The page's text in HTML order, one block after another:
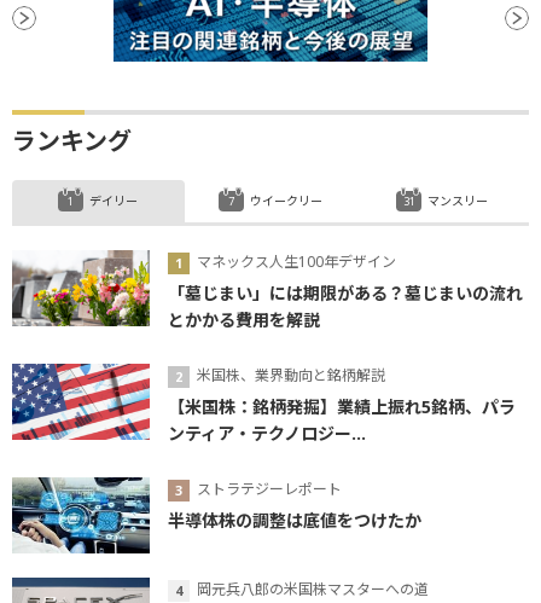
ランキング
デイリー
マネックス人生100年デザイン
「墓じまい」には期限がある？墓じまいの流れ
とかかる費用を解説
米国株、業界動向と銘柄解説
【米国株：銘柄発掘】業績上振れ5銘柄、パラ
ンティア・テクノロジー...
ストラテジーレポート
半導体株の調整は底値をつけたか
岡元兵八郎の米国株マスターへの道
ウイークリー マンスリー